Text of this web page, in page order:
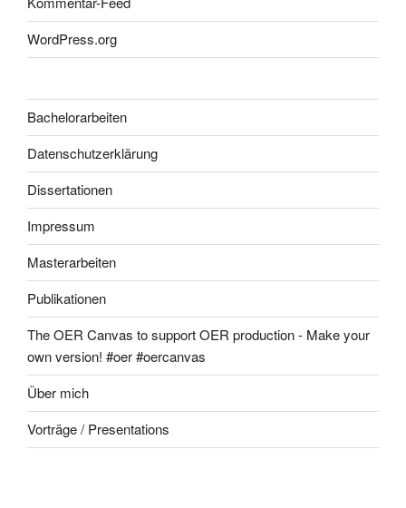
WordPress.org
Bachelorarbeiten
Datenschutzerklärung
Dissertationen
Impressum
Masterarbeiten
Publikationen
The OER Canvas to support OER production - Make your
own version! #oer #oercanvas
Über mich
Vorträge / Presentations